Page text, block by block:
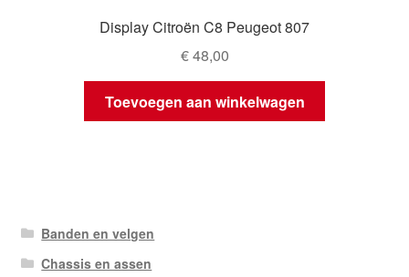
Display Citroën C8 Peugeot 807
€48,00
Toevoegen aan winkelwagen
Banden en velgen
Chassis en assen